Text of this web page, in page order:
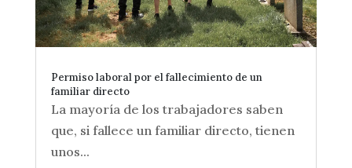
Permiso laboral por el fallecimiento de un
familiar directo
La mayoría de los trabajadores saben
que, si fallece un familiar directo, tienen
unos...